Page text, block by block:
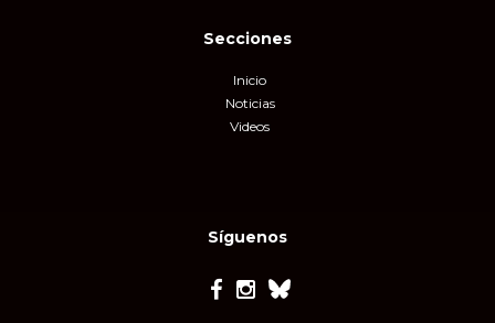
Síguenos
Secciones
Inicio
Noticias
Videos